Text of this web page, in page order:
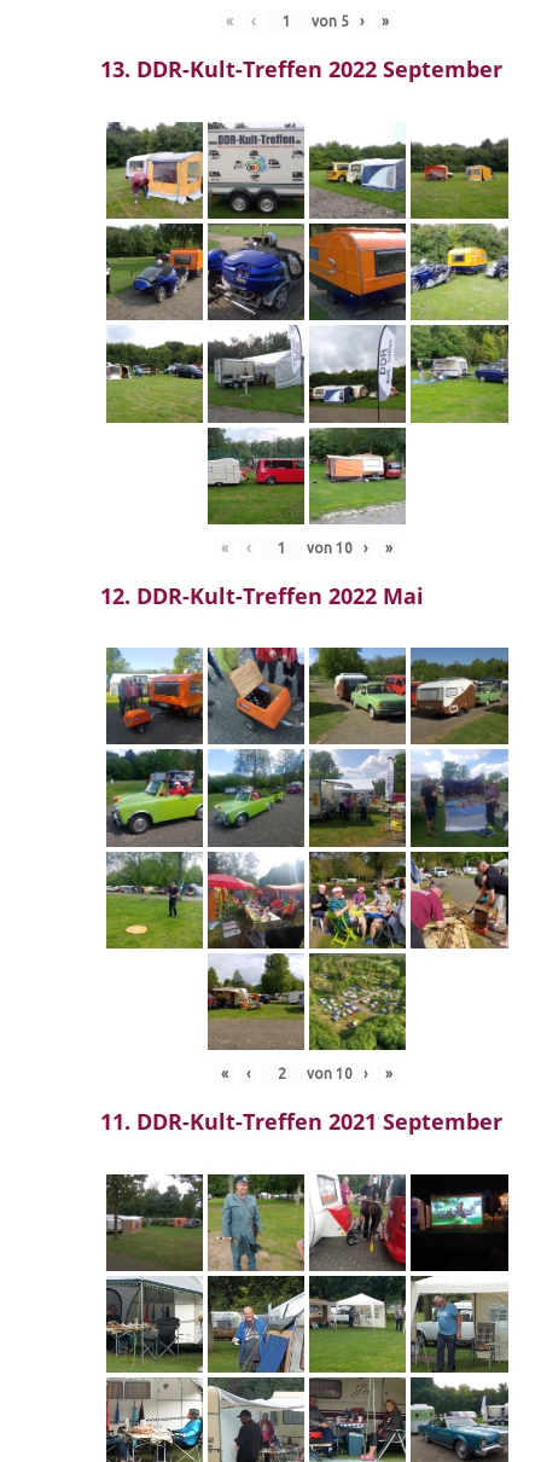
« ‹ von 5 › »
13. DDR-Kult-Treffen 2022 September
« ‹ von 10 › »
12. DDR-Kult-Treffen 2022 Mai
« ‹ von 10 › »
11. DDR-Kult-Treffen 2021 September